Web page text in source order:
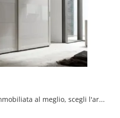
Se vuoi una zona notte ammobiliata al meglio, scegli l'armadio Madison con ante scorrevoli di Fasolin!